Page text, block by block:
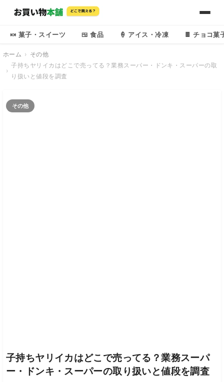
🍬 菓子・スイーツ 🍱 食品 🍦 アイス・冷凍 🍫 チョコ菓
ホーム
その他
子持ちヤリイカはどこで売ってる？業務スーパー・ドンキ・スーパーの取
り扱いと値段を調査
その他
子持ちヤリイカはどこで売ってる？業務スーパ
ー・ドンキ・スーパーの取り扱いと値段を調査